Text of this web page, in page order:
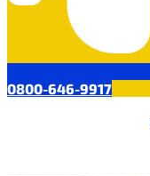
0800-646-9917